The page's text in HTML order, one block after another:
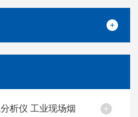
析仪 工业现场烟